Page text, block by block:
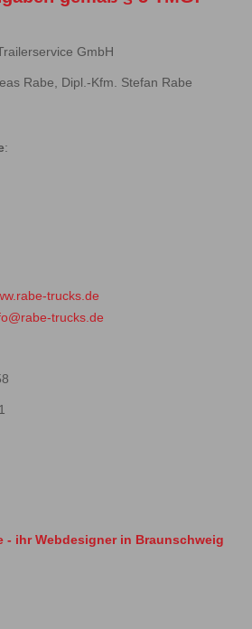
GmbH
Rabe, Dipl.-Kfm. Stefan Rabe
:
trucks.de
trucks.de
- ihr Webdesigner in Braunschweig